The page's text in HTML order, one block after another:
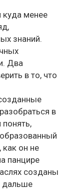
менее
знаний.
Два
в то, что
в
как он не
панцире
созданы
дальше